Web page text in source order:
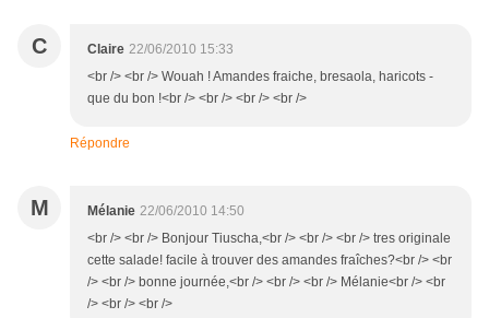
C Claire 22/06/2010 15:33
<br /> <br /> Wouah ! Amandes fraiche, bresaola, haricots -
que du bon !<br /> <br /> <br /> <br />
Répondre
M Mélanie 22/06/2010 14:50
<br /> <br /> Bonjour Tiuscha,<br /> <br /> <br /> tres originale
cette salade! facile à trouver des amandes fraîches?<br /> <br
/> <br /> bonne journée,<br /> <br /> <br /> Mélanie<br /> <br
/> <br /> <br />